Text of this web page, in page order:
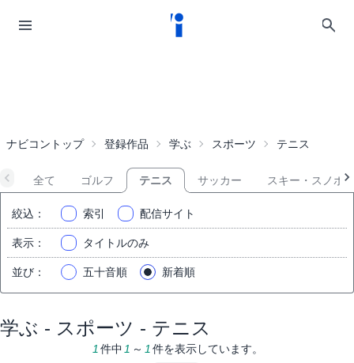
ナビコントップ 登録作品 学ぶ スポーツ テニス
全て ゴルフ テニス サッカー スキー・スノボ
絞込 ： 索引 配信サイト
表示 ： タイトルのみ
並び ： 五十音順 新着順
学ぶ - スポーツ - テニス
1 件中 1 ～ 1 件を表示しています。